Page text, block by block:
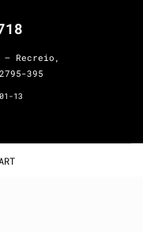
Recreio,
395
13